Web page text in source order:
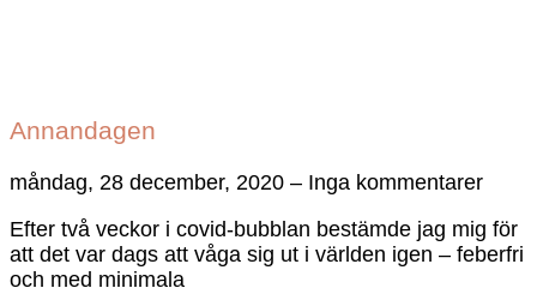
Annandagen
måndag, 28 december, 2020
Inga kommentarer
Efter två veckor i covid-bubblan bestämde jag mig för
att det var dags att våga sig ut i världen igen – feberfri
och med minimala